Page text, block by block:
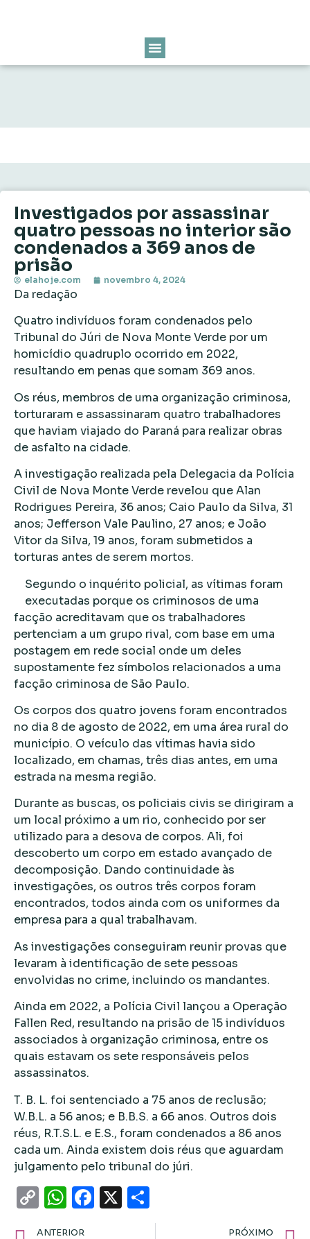
Investigados por assassinar
quatro pessoas no interior são
condenados a 369 anos de
prisão
elahoje.com novembro 4, 2024
Da redação
Quatro indivíduos foram condenados pelo
Tribunal do Júri de Nova Monte Verde por um
homicídio quadruplo ocorrido em 2022,
resultando em penas que somam 369 anos.
Os réus, membros de uma organização criminosa,
torturaram e assassinaram quatro trabalhadores
que haviam viajado do Paraná para realizar obras
de asfalto na cidade.
A investigação realizada pela Delegacia da Polícia
Civil de Nova Monte Verde revelou que Alan
Rodrigues Pereira, 36 anos; Caio Paulo da Silva, 31
anos; Jefferson Vale Paulino, 27 anos; e João
Vitor da Silva, 19 anos, foram submetidos a
torturas antes de serem mortos.
Segundo o inquérito policial, as vítimas foram
executadas porque os criminosos de uma
facção acreditavam que os trabalhadores
pertenciam a um grupo rival, com base em uma
postagem em rede social onde um deles
supostamente fez símbolos relacionados a uma
facção criminosa de São Paulo.
Os corpos dos quatro jovens foram encontrados
no dia 8 de agosto de 2022, em uma área rural do
município. O veículo das vítimas havia sido
localizado, em chamas, três dias antes, em uma
estrada na mesma região.
Durante as buscas, os policiais civis se dirigiram a
um local próximo a um rio, conhecido por ser
utilizado para a desova de corpos. Ali, foi
descoberto um corpo em estado avançado de
decomposição. Dando continuidade às
investigações, os outros três corpos foram
encontrados, todos ainda com os uniformes da
empresa para a qual trabalhavam.
As investigações conseguiram reunir provas que
levaram à identificação de sete pessoas
envolvidas no crime, incluindo os mandantes.
Ainda em 2022, a Polícia Civil lançou a Operação
Fallen Red, resultando na prisão de 15 indivíduos
associados à organização criminosa, entre os
quais estavam os sete responsáveis pelos
assassinatos.
T. B. L. foi sentenciado a 75 anos de reclusão;
W.B.L. a 56 anos; e B.B.S. a 66 anos. Outros dois
réus, R.T.S.L. e E.S., foram condenados a 86 anos
cada um. Ainda existem dois réus que aguardam
julgamento pelo tribunal do júri.
CopyWhatsApp
Facebook
X
ANTERIOR PRÓXIMO